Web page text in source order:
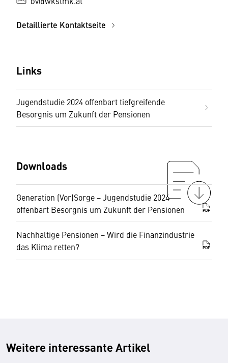
Detaillierte Kontaktseite
Links
Jugendstudie 2024 offenbart tiefgreifende
Besorgnis um Zukunft der Pensionen
Downloads
Generation (Vor)Sorge − Jugendstudie 2024
offenbart Besorgnis um Zukunft der Pensionen
PDF
Nachhaltige Pensionen − Wird die Finanzindustrie
das Klima retten?
PDF
Weitere interessante Artikel